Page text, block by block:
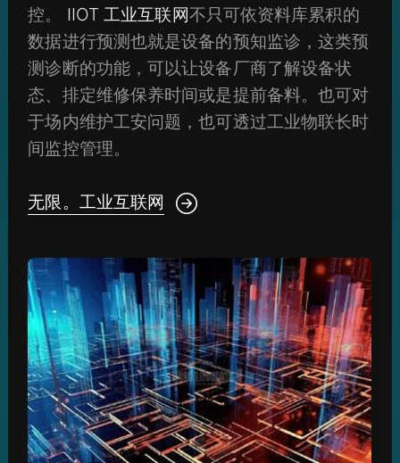
控。 IIOT 工业互联网不只可依资料库累积的
数据进行预测也就是设备的预知监诊，这类预
测诊断的功能，可以让设备厂商了解设备状
态、排定维修保养时间或是提前备料。也可对
于场内维护工安问题，也可透过工业物联长时
间监控管理。
无限。工业互联网